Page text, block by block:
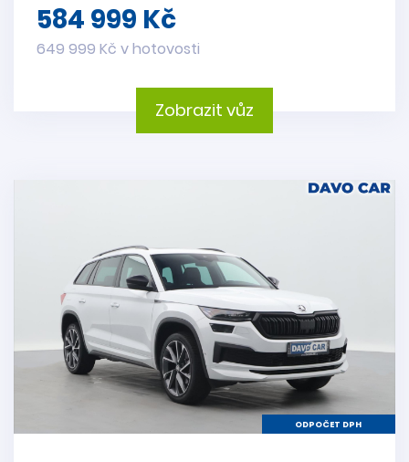
584 999 Kč
649 999 Kč v hotovosti
Zobrazit vůz
ODPOČET DPH